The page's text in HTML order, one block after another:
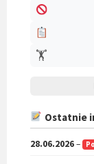
🏋️
Ostatnie
28.06.2026–